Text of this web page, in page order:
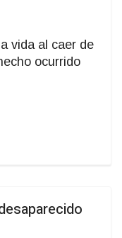
vida al caer de
ocurrido